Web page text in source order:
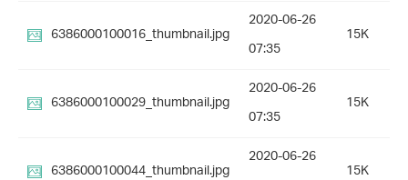
6386000100016_thumbnail.jpg
2020-06-26
07:35
15K
6386000100029_thumbnail.jpg
2020-06-26
07:35
15K
6386000100044_thumbnail.jpg
2020-06-26
15K